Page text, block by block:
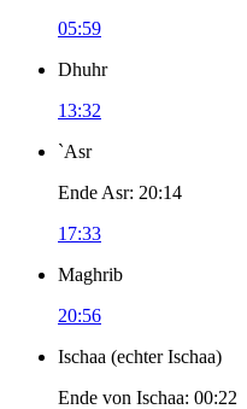
05:59
Dhuhr
13:32
`Asr
Ende Asr: 20:14
17:33
Maghrib
20:56
Ischaa (echter Ischaa)
Ende von Ischaa: 00:22